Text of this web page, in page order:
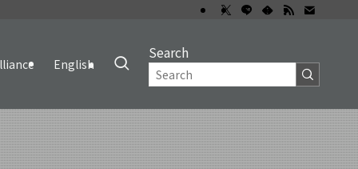
English
Search